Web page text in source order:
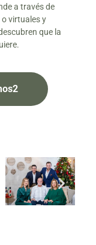
a través de
virtuales y
que la